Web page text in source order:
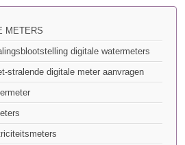
METERS
digitale watermeters
stralende digitale meter aanvragen